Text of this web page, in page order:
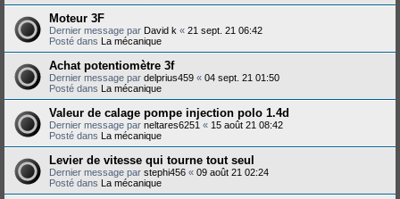
Moteur 3F
Dernier message par David k « 21 sept. 21 06:42
Posté dans La mécanique
Achat potentiomètre 3f
Dernier message par delprius459 « 04 sept. 21 01:50
Posté dans La mécanique
Valeur de calage pompe injection polo 1.4d
Dernier message par neltares6251 « 15 août 21 08:42
Posté dans La mécanique
Levier de vitesse qui tourne tout seul
Dernier message par stephi456 « 09 août 21 02:24
Posté dans La mécanique